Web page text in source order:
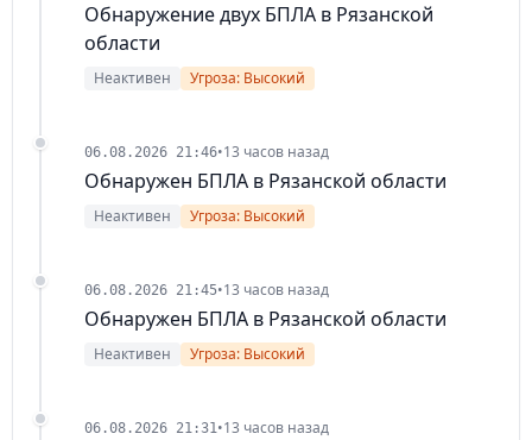
Обнаружение двух БПЛА в Рязанской
области
Неактивен Угроза: Высокий
06.08.2026 21:46•13 часов назад
Обнаружен БПЛА в Рязанской области
Неактивен Угроза: Высокий
06.08.2026 21:45•13 часов назад
Обнаружен БПЛА в Рязанской области
Неактивен Угроза: Высокий
06.08.2026 21:31•13 часов назад